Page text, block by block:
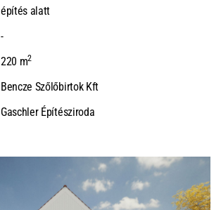
építés alatt
-
220 m2
Bencze Szőlőbirtok Kft
Gaschler Építésziroda